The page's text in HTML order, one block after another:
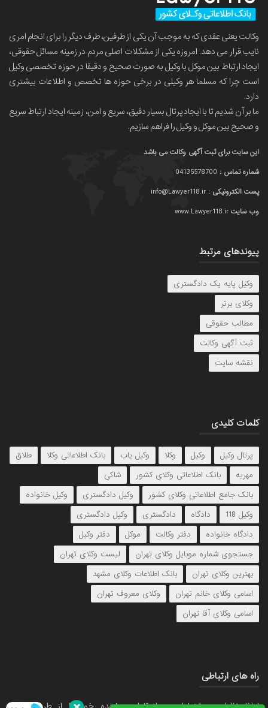
وکالت یعنی عقدی که به موجب آن یکی از طرفین، طرف دیگر را برای انجام امری
نایب قرار می دهد. امروزه یکی از مشکلات اصلی مردم در زمینه مسائل حقوقی،
ایجاد ارتباط بین موکل با وکیل به صورت صحیح و دقیقا در حوزه تخصصی وکیل
است چرا که مسلما هر وکیلی در برخی حوزه ها تخصص و اطلاعات بیشتری
دارد.
ما بر آن شدیم تا با ایجاد پرتال بسیار دقیق، سریع و امن، زمینه ایجاد ارتباط سریع
و صحیح بین موکل و وکیل را فراهم سازیم.
این سایت برای ثبت آگهی وکالت می باشد
شماره تماس : 04135578700
پست الکترونیکی :
وب سایت
پیوندهای مرتبط
وکیل پایه یک دادگستری
وکلای برتر
مطالب حقوقی
ثبت آگهی وکالت
نقشه سایت
کلمات کلیدی
پرتال وکیل وکیل وکلا وکیل یاب بانک اطلاعاتی وکلا
طلاق
مهریه
بانک اطلاعاتی وکلای کشور
شاکی
بانک جامع اطلاعاتی وکلای کشور
وکیل دادگستری
وکیل خانواده
وکیل 118
دادگاه دادگستری
وکیل دادگستری
دادگاه خانواده
دفتر وکالت موکل
دفتر وکیل
جستجوی شماره موبایل وکلای تهران
لیست وکلای تهران
بهترین وکلای تهران
بانک اطلاعات وکلای مشهد
اسامی وکلای خانم تهران
وکلای معروف تهران
اسامی وکلای آقا تهران
راه های ارتباطی